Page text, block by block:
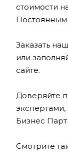
стоимости
Постоянным
Заказать
или
сайте.
Доверяйте
экспертами,
Бизнес
Смотрите